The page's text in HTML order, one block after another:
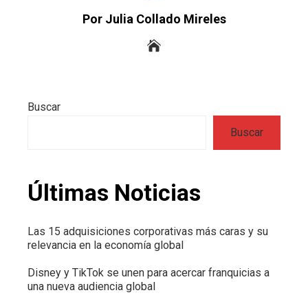
Por Julia Collado Mireles
Buscar
Buscar
Últimas Noticias
Las 15 adquisiciones corporativas más caras y su
relevancia en la economía global
Disney y TikTok se unen para acercar franquicias a
una nueva audiencia global